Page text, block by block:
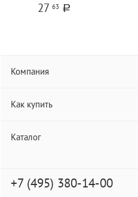
27 63 a
Компания
Как купить
Каталог
+7 (495) 380-14-00